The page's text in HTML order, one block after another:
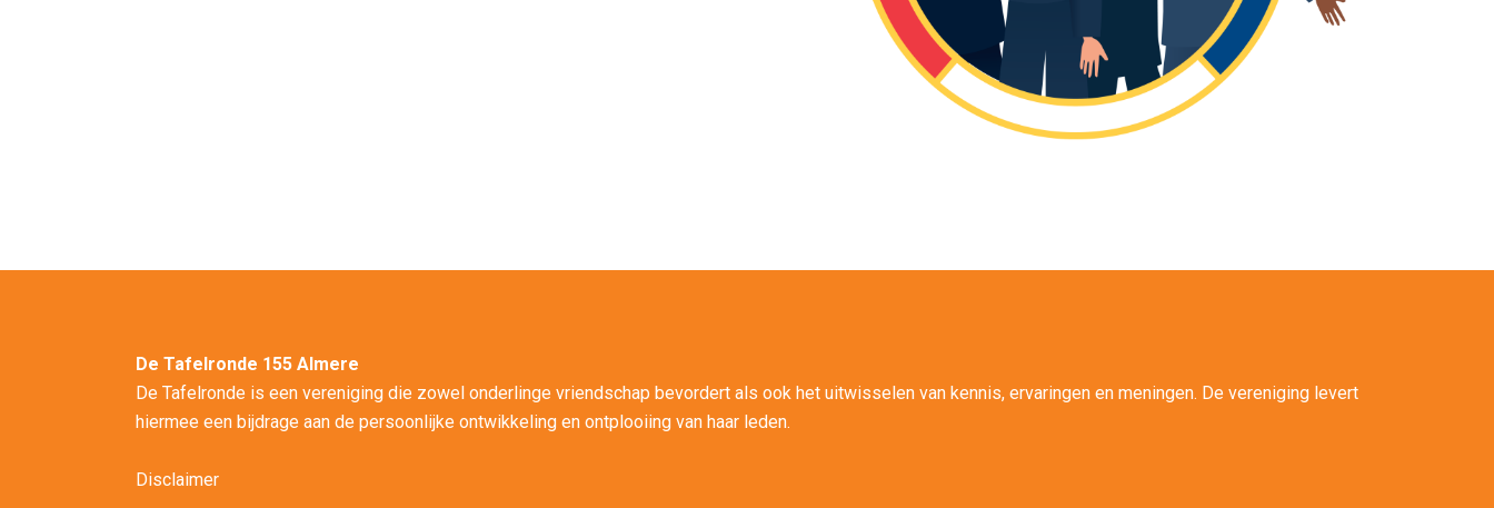
De Tafelronde 155 Almere
De Tafelronde is een vereniging die zowel onderlinge vriendschap bevordert als ook het uitwisselen van kennis, ervaringen en meningen. De vereniging levert
hiermee een bijdrage aan de persoonlijke ontwikkeling en ontplooiing van haar leden.
Disclaimer